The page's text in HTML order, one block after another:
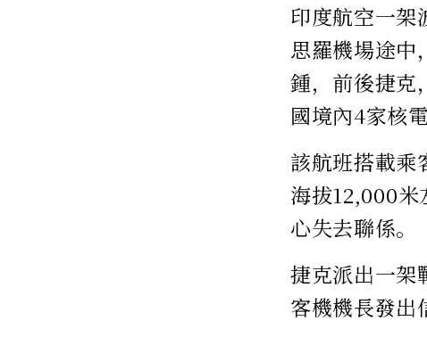
印度航空一架
思羅機場途中
鍾，前後捷克
國境內4家核
該航班搭載乘
海拔12,000
心失去聯係。
捷克派出一架
客機機長發出